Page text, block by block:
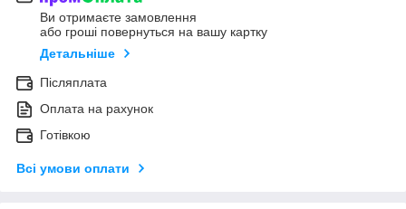
Ви отримаєте замовлення
або гроші повернуться на вашу картку
Детальніше
Післяплата
Оплата на рахунок
Готівкою
Всі умови оплати